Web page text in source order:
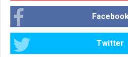
Twitter